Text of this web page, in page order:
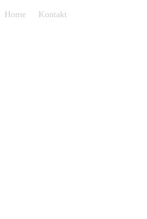
Home Kontakt